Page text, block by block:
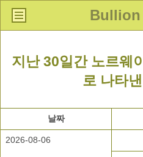
Bullion
지난 30일간 노르웨
로 나타
날짜
2026-08-06